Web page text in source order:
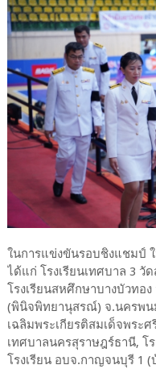
ในการแข่งขันรอบชิงแชมป์
ได้แก่ โรงเรียนเทศบาล 3 วั
โรงเรียนสหศึกษาบางบัวทอ
(พินิจพิทยานุสรณ์) จ.นครพน
เฉลิมพระเกียรติสมเด็จพระ
เทศบาลนครสุราษฎร์ธานี,
โรงเรียน อบจ.กาญจนบุรี 1 (